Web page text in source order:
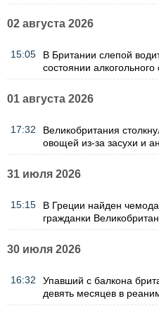
02 августа 2026
15:05
В Британии слепой
состоянии
01 августа 2026
17:32
Великобритания
овощей из-за засухи и
31 июля 2026
15:15
В Греции найден
гражданки
30 июля 2026
16:32
Упавший с балкона
девять месяцев в